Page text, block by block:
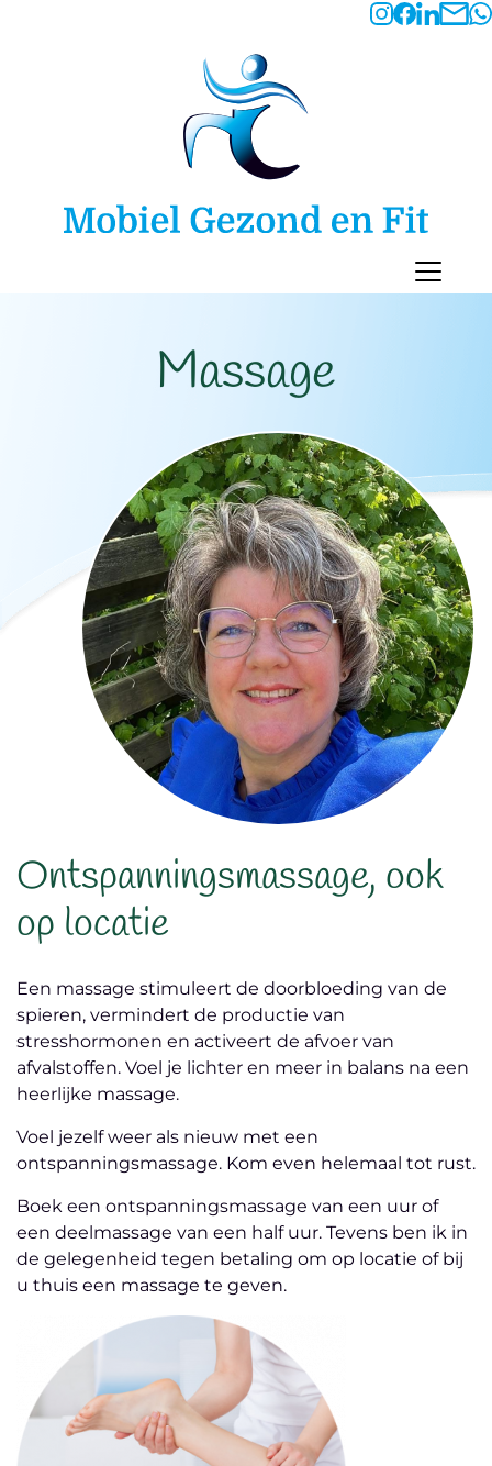
Massage
Ontspanningsmassage, ook
op locatie
Een massage stimuleert de doorbloeding van de
spieren, vermindert de productie van
stresshormonen en activeert de afvoer van
afvalstoffen. Voel je lichter en meer in balans na een
heerlijke massage.
Voel jezelf weer als nieuw met een
ontspanningsmassage. Kom even helemaal tot rust.
Boek een ontspanningsmassage van een uur of
een deelmassage van een half uur. Tevens ben ik in
de gelegenheid tegen betaling om op locatie of bij
u thuis een massage te geven.